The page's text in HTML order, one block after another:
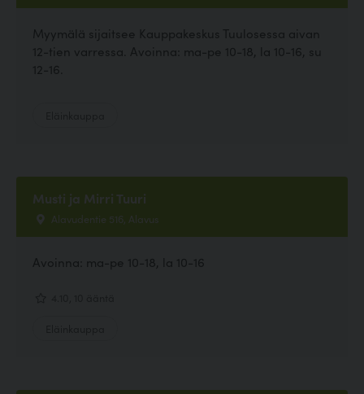
Myymälä sijaitsee Kauppakeskus Tuulosessa aivan
12-tien varressa. Avoinna: ma-pe 10-18, la 10-16, su
12-16.
Musti ja Mirri Tuuri
Alavudentie 516, Alavus
Avoinna: ma-pe 10-18, la 10-16